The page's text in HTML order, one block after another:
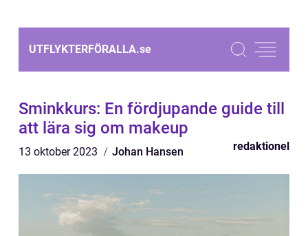
UTFLYKTERFÖRALLA.se
Sminkkurs: En fördjupande guide till
att lära sig om makeup
13 oktober 2023 Johan Hansen redaktionel